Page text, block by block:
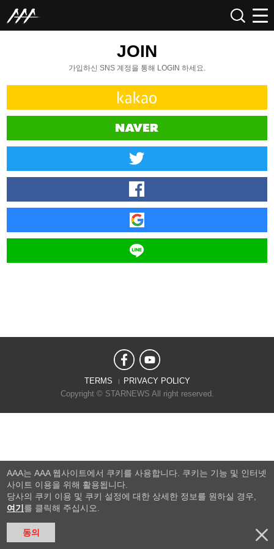
JOIN
가입하신 SNS 계정을 통해 LOGIN 하세요.
TERMS
PRIVACY POLICY
Copyright © STARNEWS All right reserved.
AAA는 AAA 웹사이트에서 쿠키를 사용합니다. 쿠키는 기능 및 인터넷
사이트 이용을 위해 활용됩니다.
당사의 쿠키 이용 및 쿠키 설정에 대한 상세한 정보를 원하실 경우,
여기 를 클릭해 주십시오.
동의